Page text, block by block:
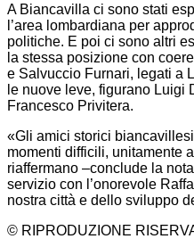
A Biancavilla ci sono stati
l’area lombardiana per
politiche. E poi ci sono altri
la stessa posizione con
e Salvuccio Furnari, legati a
le nuove leve, figurano Luigi
Francesco Privitera.
«Gli amici storici
momenti difficili, unitamente
riaffermano –conclude la
servizio con l’onorevole
nostra città e dello sviluppo
© RIPRODUZIONE